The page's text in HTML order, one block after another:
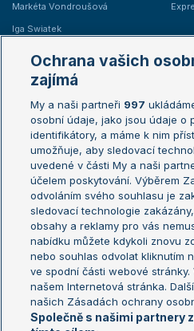
Markéta Vondroušová
Iga Swiatek
Žebříčky
Žebříček ATP (muži)
Žebříček WTA (ženy)
Sázkařský žebříček
US
Aktualní trendy
Fotbalové přestupy
Livesport Daily
LS Prague Open
Ochrana vašich
zajímá
My a naši partneři 997
osobní údaje, jako jsou údaje o
identifikátory, a máme k nim
umožňuje, aby sledovací
uvedené v části My a naši
účelem poskytování. Výběrem
odvoláním svého souhlasu je
sledovací technologie
obsahy a reklamy pro vás
nabídku můžete kdykoli znovu
nebo souhlas odvolat kliknutím
ve spodní části webové
našem Internetová stránka.
našich Zásadách ochrany
Společně s našimi partnery